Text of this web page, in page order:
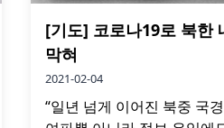
[기도] 코로나19로 북한
막혀
2021-02-04
“일년 넘게 이어진 북중 국